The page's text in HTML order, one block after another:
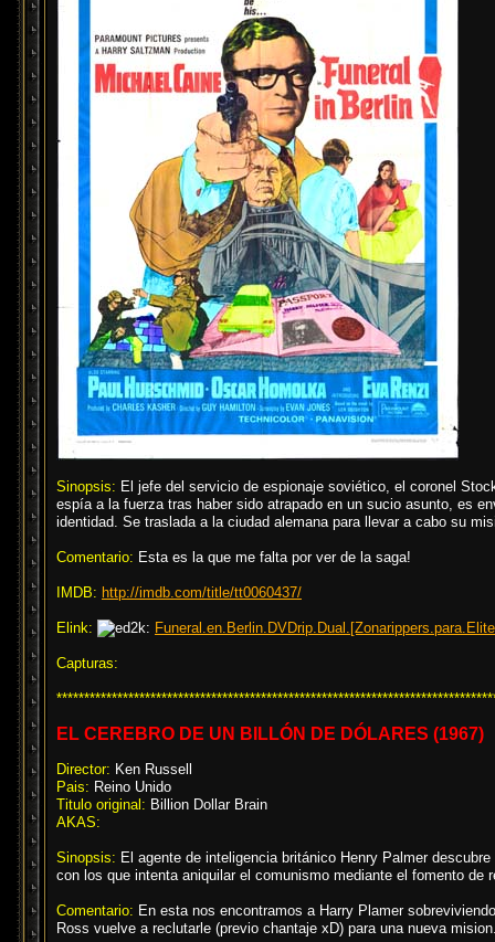
Sinopsis: El jefe del servicio de espionaje soviético, el coronel
espía a la fuerza tras haber sido atrapado en un sucio asunto, es
identidad. Se traslada a la ciudad alemana para llevar a cabo su
Comentario: Esta es la que me falta por ver de la saga!
IMDB: http://imdb.com/title/tt0060437/
Elink:
Capturas:
EL CEREBRO DE UN BILLÓN DE DÓLARES (1967)
Director: Ken Russell
Pais: Reino Unido
Titulo original: Billion Dollar Brain
AKAS:
Sinopsis: El agente de inteligencia británico Henry Palmer
con los que intenta aniquilar el comunismo mediante el fomento de
Comentario: En esta nos encontramos a Harry Plamer
Ross vuelve a reclutarle (previo chantaje xD) para una nueva